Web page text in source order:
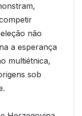
não
a esperança
multiétnica,
sob